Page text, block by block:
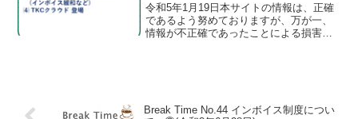
令和5年1月19日本サイトの情報は、正確
であるよう努めておりますが、万が一、
情報が不正確であったことによる損害に
Break Time No.44 インボイス制度につい